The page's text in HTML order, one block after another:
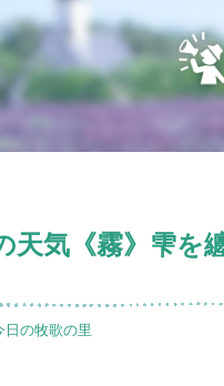
天気《霧》雫を
日の牧歌の里